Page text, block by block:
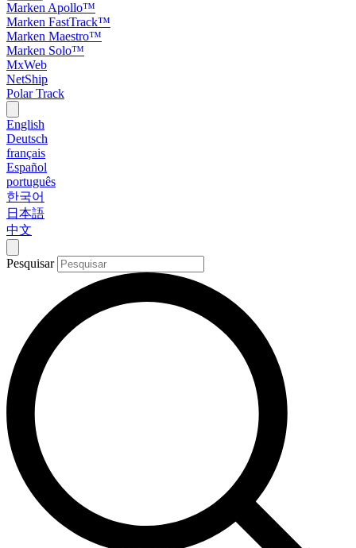
Marken Apollo™
Marken FastTrack™
Marken Maestro™
Marken Solo™
MxWeb
NetShip
Polar Track
English
Deutsch
français
Español
português
한국어
日本語
中文
Pesquisar